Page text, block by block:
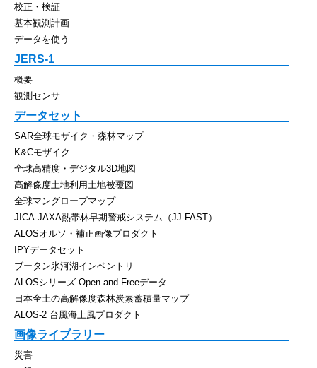
校正・検証
基本観測計画
データを使う
JERS-1
概要
観測センサ
データセット
SAR全球モザイク・森林マップ
K&Cモザイク
全球高精度・デジタル3D地図
高解像度土地利用土地被覆図
全球マングローブマップ
JICA-JAXA熱帯林早期警戒システム（JJ-FAST）
ALOSオルソ・補正画像プロダクト
IPYデータセット
ブータン氷河湖インベントリ
ALOSシリーズ Open and Freeデータ
日本全土の高解像度森林炭素蓄積量マップ
ALOS-2 台風海上風プロダクト
画像ライブラリー
災害